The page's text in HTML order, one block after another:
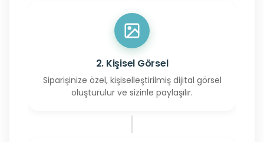
2. Kişisel Görsel
Siparişinize özel, kişiselleştirilmiş dijital görsel
oluşturulur ve sizinle paylaşılır.